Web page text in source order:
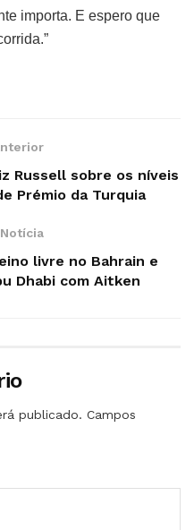
importa. E espero que
Russell sobre os níveis
Prémio da Turquia
livre no Bahrain e
Dhabi com Aitken
publicado. Campos